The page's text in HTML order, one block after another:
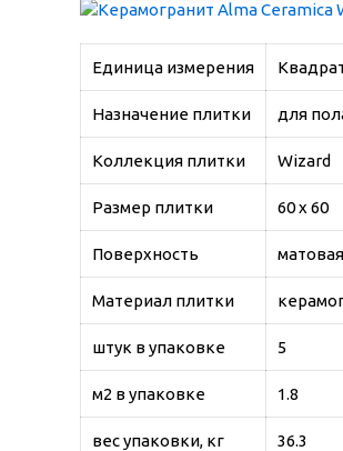
Единица измерения
Назначение плитки для
Коллекция плитки Wizard
Размер плитки 60 х 60
Поверхность матовая
Материал плитки
штук в упаковке 5
м2 в упаковке 1.8
вес упаковки, кг 36.3